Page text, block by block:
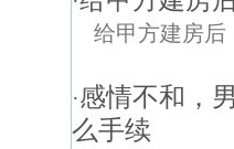
给甲方建房后
·感情不和，
么手续